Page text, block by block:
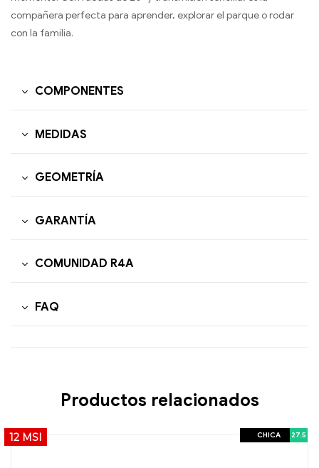
compañera perfecta para aprender, explorar el parque o rodar
con la familia.
COMPONENTES
MEDIDAS
GEOMETRÍA
GARANTÍA
COMUNIDAD R4A
FAQ
Productos relacionados
12 MSI CHICA 27.5